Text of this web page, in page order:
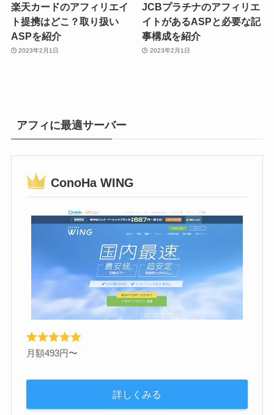
楽天カードのアフィリエイ
ト提携はどこ？取り扱い
ASPを紹介
2023年2月1日
JCBプラチナのアフィリエ
イトがあるASPと必要な記
事構成を紹介
2023年2月1日
アフィに最適サーバー
ConoHa WING
月額493円〜
詳しくみる